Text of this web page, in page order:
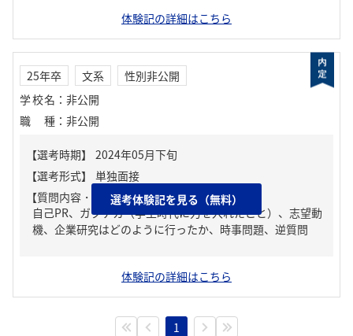
体験記の詳細はこちら
25年卒 文系
性別非公開
学校名 ： 非公開
職種 ： 非公開
【質問内容・課題】
自己PR、ガクチカ（学生時代に力を入れたこと）、志望動
機、企業研究はどのように行ったか、時事問題、逆質問
選考体験記を見る（無料）
体験記の詳細はこちら
1